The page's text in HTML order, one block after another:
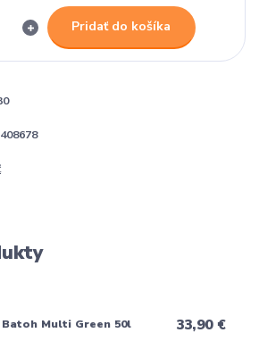
Pridať do košíka
Batoh Multi Green 50l 33,90 €